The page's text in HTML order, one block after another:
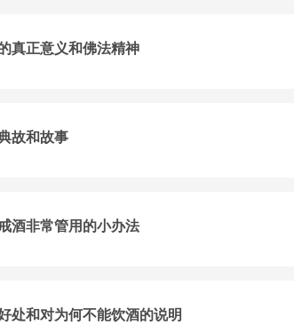
真正意义和佛法精神
故和故事
酒非常管用的小办法
处和对为何不能饮酒的说明